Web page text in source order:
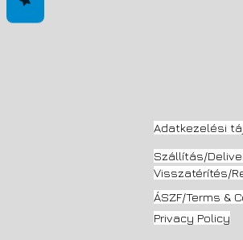
Adatkezelési
Szállítás/
Visszatérítés/
ÁSZF/Terms &
Privacy Policy